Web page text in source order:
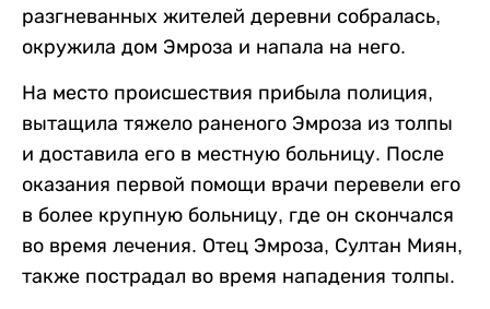
разгневанных жителей деревни собралась,
окружила дом Эмроза и напала на него.
На место происшествия прибыла полиция,
вытащила тяжело раненого Эмроза из толпы
и доставила его в местную больницу. После
оказания первой помощи врачи перевели его
в более крупную больницу, где он скончался
во время лечения. Отец Эмроза, Султан Миян,
также пострадал во время нападения толпы.